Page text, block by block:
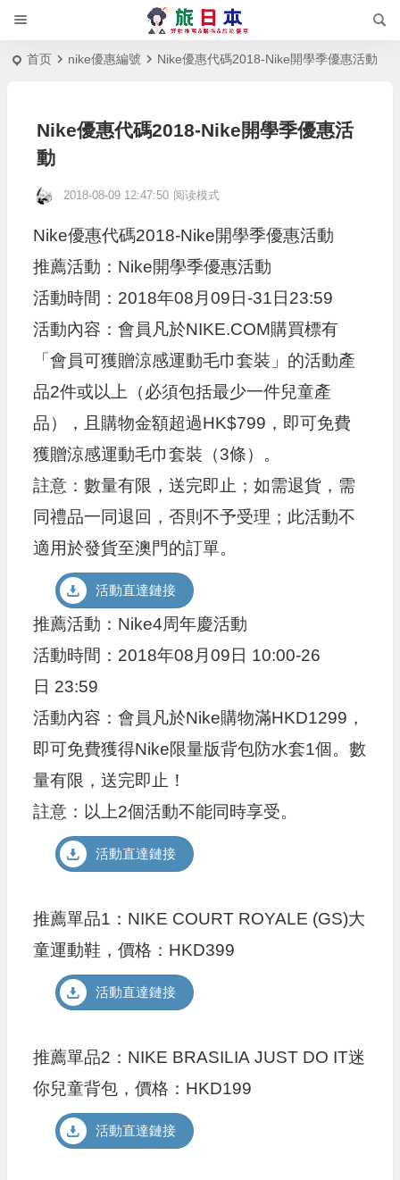
首页 nike優惠編號 Nike優惠代碼2018-Nike開學季優惠活動
Nike優惠代碼2018-Nike開學季優惠活
動
2018-08-09 12:47:50 阅读模式
Nike優惠代碼2018-Nike開學季優惠活動
推薦活動：Nike開學季優惠活動
活動時間：2018年08月09日-31日23:59
活動內容：會員凡於NIKE.COM購買標有
「會員可獲贈涼感運動毛巾套裝」的活動產
品2件或以上（必須包括最少一件兒童產
品），且購物金額超過HK$799，即可免費
獲贈涼感運動毛巾套裝（3條）。
註意：數量有限，送完即止；如需退貨，需
同禮品一同退回，否則不予受理；此活動不
適用於發貨至澳門的訂單。
活動直達鏈接
推薦活動：Nike4周年慶活動
活動時間：2018年08月09日 10:00-26
日 23:59
活動內容：會員凡於Nike購物滿HKD1299，
即可免費獲得Nike限量版背包防水套1個。數
量有限，送完即止！
註意：以上2個活動不能同時享受。
活動直達鏈接
推薦單品1：NIKE COURT ROYALE (GS)大
童運動鞋，價格：HKD399
活動直達鏈接
推薦單品2：NIKE BRASILIA JUST DO IT迷
你兒童背包，價格：HKD199
活動直達鏈接